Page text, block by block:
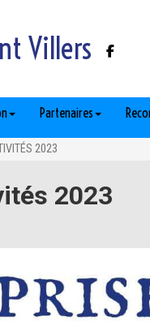
Villers
Partenaires
2023
2023